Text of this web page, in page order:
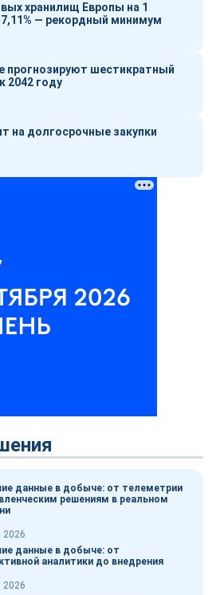
хранилищ Европы на 1
— рекордный минимум
прогнозируют шестикратный
2042 году
на долгосрочные закупки
данные в добыче: от телеметрии
решениям в реальном
2026
данные в добыче: от
аналитики до внедрения
2026